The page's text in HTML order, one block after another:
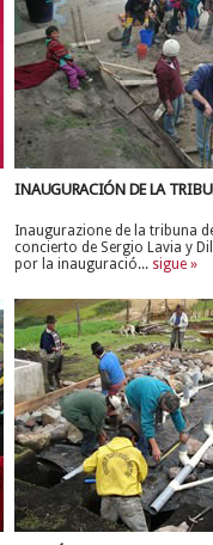
INAUGURACIÓN DE LA
Inaugurazione de la tribuna
concierto de Sergio Lavia y
por la inauguració... sigue »